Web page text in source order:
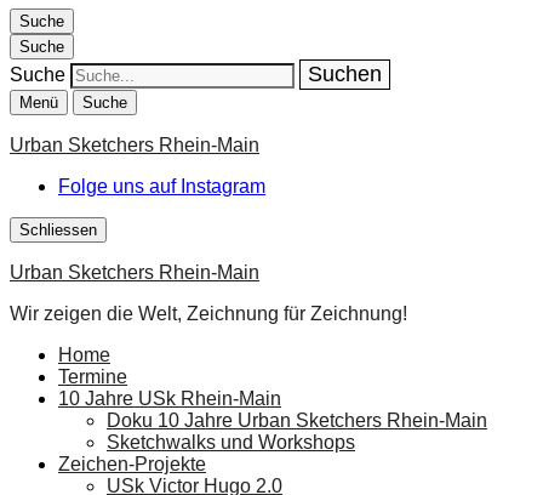
Suche
Suche
Suche
Menü Suche
Urban Sketchers Rhein-Main
Folge uns auf Instagram
Schliessen
Urban Sketchers Rhein-Main
Wir zeigen die Welt, Zeichnung für Zeichnung!
Home
Termine
10 Jahre USk Rhein-Main
Doku 10 Jahre Urban Sketchers Rhein-Main
Sketchwalks und Workshops
Zeichen-Projekte
USk Victor Hugo 2.0